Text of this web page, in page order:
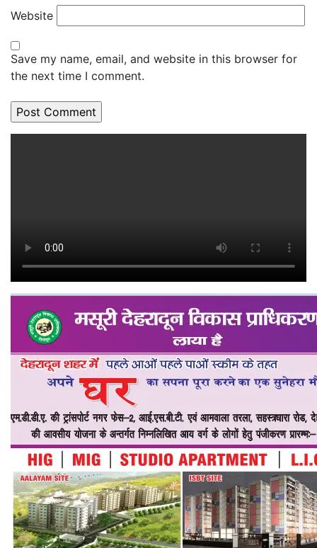
Website
Save my name, email, and website in this browser for
the next time I comment.